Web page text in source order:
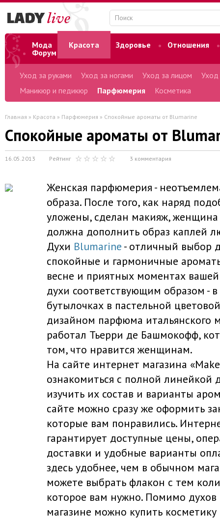
Мода Красота Здоровье
Отношения
Форум
Уход за руками Уход за ногами Уход за лицом
Уход
Маникюр и педикюр
Парфюмерия Косметика
Главная » Красота » Парфюмерия » Спокойные ароматы от Blumarine
Спокойные ароматы от
16.05.2013 Рейтинг 3 комментария
Женская парфюмерия -
образа. После того, как наряд
уложены, сделан макияж, женщина
должна дополнить образ каплей
Духи Blumarine - отличный выбор
спокойные и гармоничные
весне и приятных моментах
духи соответствующим образом -
бутылочках в пастельной
дизайном парфюма итальянского
работал Тьерри де Башмокофф,
том, что нравится женщинам.
На сайте интернет магазина
ознакомиться с полной линейкой
изучить их состав и варианты
сайте можно сразу же оформить
которые вам понравились.
гарантирует доступные цены,
доставки и удобные варианты
здесь удобнее, чем в обычном
можете выбрать флакон с тем
которое вам нужно. Помимо духов
магазине можно купить